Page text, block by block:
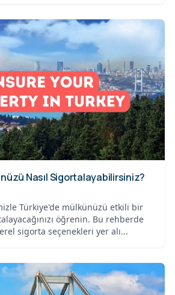
Nasıl Sigortalayabilirsiniz?
Türkiye'de mülkünüzü etkili bir
öğrenin. Bu rehberde
sigorta seçenekleri yer alı...